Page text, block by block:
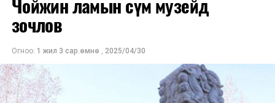
Чойжин ламын сүм музейд
зочлов
Огноо: 1 жил 3 сар.өмнө , 2025/04/30